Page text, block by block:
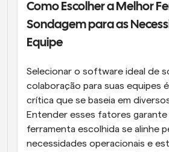
Como Escolher a Melhor
Sondagem para as
Equipe
Selecionar o software ideal de
colaboração para suas equipes
crítica que se baseia em
Entender esses fatores garante
ferramenta escolhida se alinhe
necessidades operacionais e